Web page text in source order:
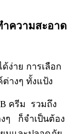
ความสะอาด
ง่าย การเลือก
างๆ ทั้งแป้ง
ครีม รวมถึง
ๆ ก็จำเป็นต้อง